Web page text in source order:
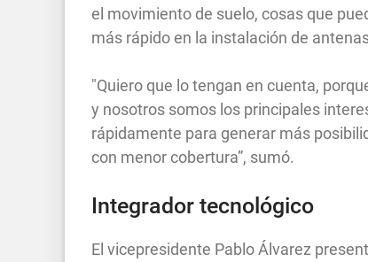
el movimiento de suelo, cosas que
más rápido en la instalación de
"Quiero que lo tengan en cuenta,
y nosotros somos los principales
rápidamente para generar más
con menor cobertura”, sumó.
Integrador tecnológico
El vicepresidente Pablo Álvarez